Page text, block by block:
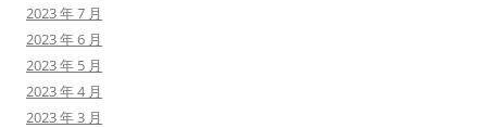
2023 年 7 月
2023 年 6 月
2023 年 5 月
2023 年 4 月
2023 年 3 月